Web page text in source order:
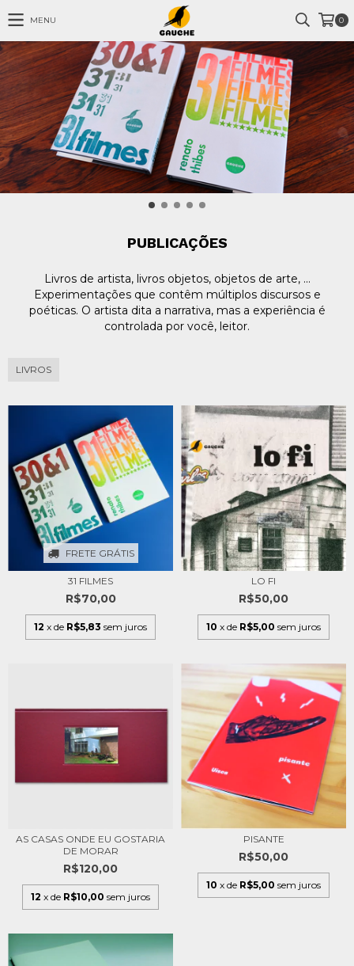
MENU 0
PUBLICAÇÕES
Livros de artista, livros objetos, objetos de arte, ...
Experimentações que contêm múltiplos discursos e
poéticas. O artista dita a narrativa, mas a experiência é
controlada por você, leitor.
LIVROS
FRETE GRÁTIS
31 FILMES
R$70,00
12 x de R$5,83 sem juros
LO FI
R$50,00
10 x de R$5,00 sem juros
AS CASAS ONDE EU GOSTARIA
DE MORAR
R$120,00
12 x de R$10,00 sem juros
PISANTE
R$50,00
10 x de R$5,00 sem juros